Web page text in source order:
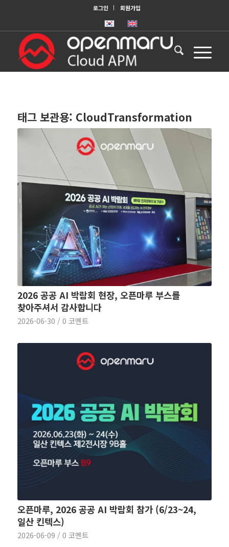
로그인 회원가입
태그 보관용: CloudTransformation
2026 공공 AI 박람회 현장, 오픈마루 부스를
찾아주셔서 감사합니다
2026-06-30 / 0 코멘트
오픈마루, 2026 공공 AI 박람회 참가 (6/23~24,
일산 킨텍스)
2026-06-09 / 0 코멘트